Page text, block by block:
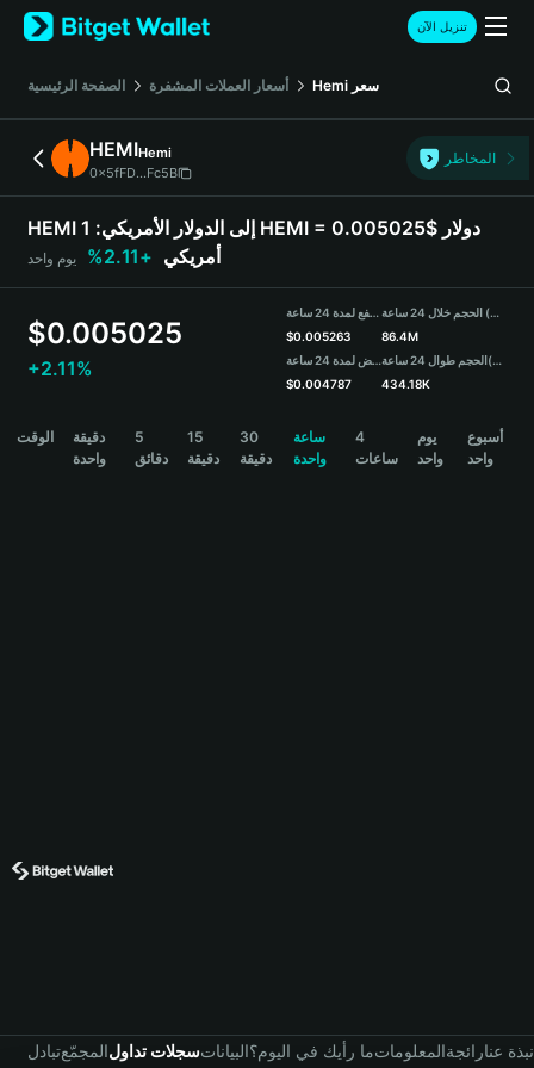
English
日本語
Русский
Español (Latinoamérica)
Türkçe
Deutsch
简体中文
Português (Portugal)
Bahasa Indonesia
বাংলা
تنزيل الآن
الصفحة الرئيسية أسعار العملات المشفرة Hemi سعر
HEMIHemi
0x5fFD...Fc5B
المخاطر
HEMI إلى الدولار الأمريكي: 1 HEMI = 0.005025$ دولار
أمريكي +2.11% يوم واحد
$0.005025
+2.11%
مرتفع لمدة 24 ساعة
$0.005263
منخفض لمدة 24 ساعة
$0.004787
الحجم خلال 24 ساعة (HEMI)
86.4M
الحجم طوال 24 ساعة(USDT)
434.18K
الوقت
دقيقة
واحدة
5
دقائق
15
دقيقة
30
دقيقة
ساعة
واحدة
4
ساعات
يوم
واحد
أسبوع
واحد
تبادلالمجمّعسجلات تداولالبياناتما رأيك في اليوم؟المعلوماترائجةنبذة عنا